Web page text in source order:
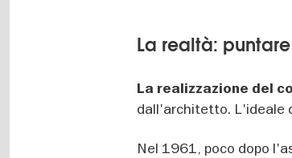
La realtà:
La realizzazione del
dall'architetto. L'ideale
Nel 1961, poco dopo